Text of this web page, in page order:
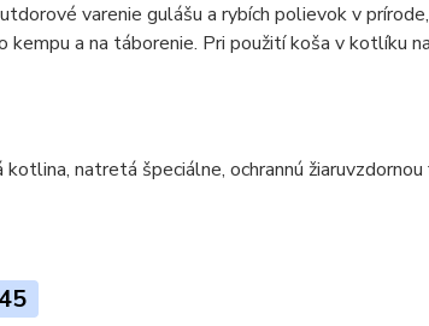
varenie gulášu a rybích polievok v
kempu a na táborenie. Pri použití koša v kotlíku
45